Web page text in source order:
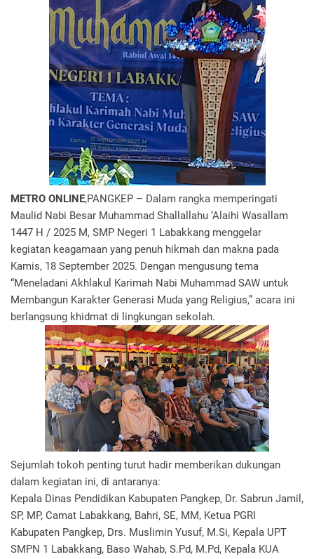
METRO ONLINE,PANGKEP – Dalam rangka memperingati
Maulid Nabi Besar Muhammad Shallallahu ‘Alaihi Wasallam
1447 H / 2025 M, SMP Negeri 1 Labakkang menggelar
kegiatan keagamaan yang penuh hikmah dan makna pada
Kamis, 18 September 2025. Dengan mengusung tema
“Meneladani Akhlakul Karimah Nabi Muhammad SAW untuk
Membangun Karakter Generasi Muda yang Religius,” acara ini
berlangsung khidmat di lingkungan sekolah.
Sejumlah tokoh penting turut hadir memberikan dukungan
dalam kegiatan ini, di antaranya:
Kepala Dinas Pendidikan Kabupaten Pangkep, Dr. Sabrun Jamil,
SP, MP, Camat Labakkang, Bahri, SE, MM, Ketua PGRI
Kabupaten Pangkep, Drs. Muslimin Yusuf, M.Si, Kepala UPT
SMPN 1 Labakkang, Baso Wahab, S.Pd, M.Pd, Kepala KUA